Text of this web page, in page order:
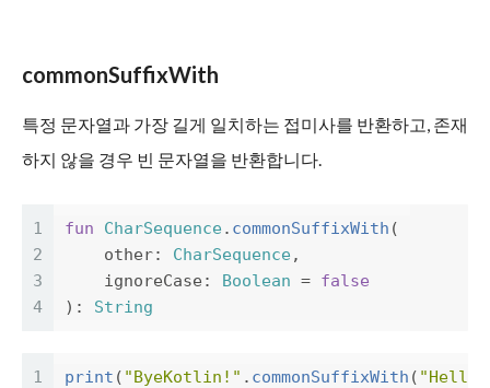
commonSuffixWith
특정 문자열과 가장 길게 일치하는 접미사를 반환하고, 존재
하지 않을 경우 빈 문자열을 반환합니다.
1
2
3
4
fun CharSequence. commonSuffixWith (
other: CharSequence,
ignoreCase : Boolean = false
):
String
1 print ( "ByeKotlin!" . commonSuffixWith (